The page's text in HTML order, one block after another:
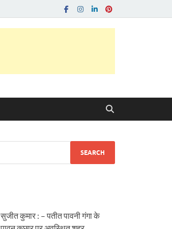
सुजीत कुमार : – पतीत पावनी गंगा के